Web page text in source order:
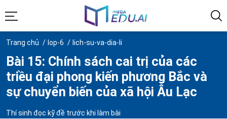
Trang chủ lop-6 lich-su-va-dia-li
Bài 15: Chính sách cai trị của các
triều đại phong kiến phương Bắc và
sự chuyển biến của xã hội Âu Lạc
Thí sinh đọc kỹ đề trước khi làm bài